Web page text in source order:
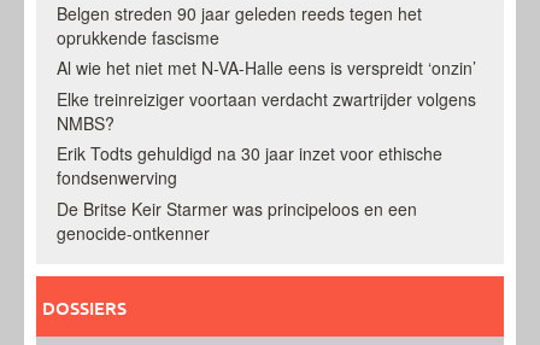
Belgen streden 90 jaar geleden reeds tegen het
oprukkende fascisme
Al wie het niet met N-VA-Halle eens is verspreidt ‘onzin’
Elke treinreiziger voortaan verdacht zwartrijder volgens
NMBS?
Erik Todts gehuldigd na 30 jaar inzet voor ethische
fondsenwerving
De Britse Keir Starmer was principeloos en een
genocide-ontkenner
DOSSIERS